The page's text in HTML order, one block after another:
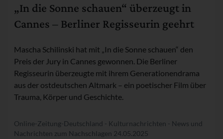
„In die Sonne schauen“ überzeugt in
Cannes – Berliner Regisseurin geehrt
Mascha Schilinski hat mit „In die Sonne schauen“ den
Preis der Jury in Cannes gewonnen. Die Berliner
Regisseurin überzeugte mit ihrem Generationendrama
aus der ostdeutschen Altmark – ein poetischer Film über
Trauma, Körper und Geschichte.
Online-Zeitung-Deutschland - Kulturnachrichten - News und
Nachrichten zum Nachschlagen 24.05.2025